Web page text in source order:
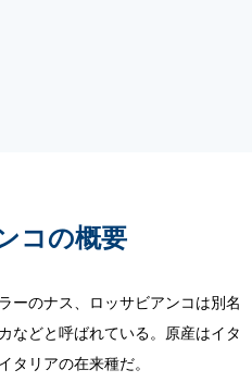
コの概要
ーのナス、ロッサビアンコは別名
などと呼ばれている。原産はイタ
タリアの在来種だ。